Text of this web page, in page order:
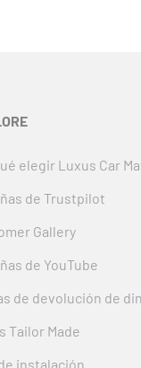
elegir Luxus Car
de Trustpilot
Gallery
de YouTube
de devolución de
Tailor Made
instalación